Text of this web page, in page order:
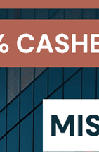
worden
en de voor de
vanaf de
producten
projecten
gehouden